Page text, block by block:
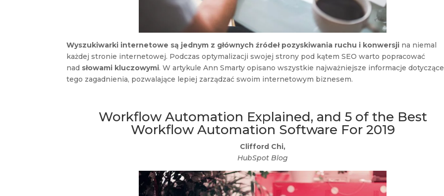
Wyszukiwarki internetowe są jednym z głównych źródeł pozyskiwania ruchu i konwersji na niemal
każdej stronie internetowej. Podczas optymalizacji swojej strony pod kątem SEO warto popracować
nad słowami kluczowymi. W artykule Ann Smarty opisano wszystkie najważniejsze informacje dotyczące
tego zagadnienia, pozwalające lepiej zarządzać swoim internetowym biznesem.
Workflow Automation Explained, and 5 of the Best
Workflow Automation Software For 2019
Clifford Chi,
HubSpot Blog